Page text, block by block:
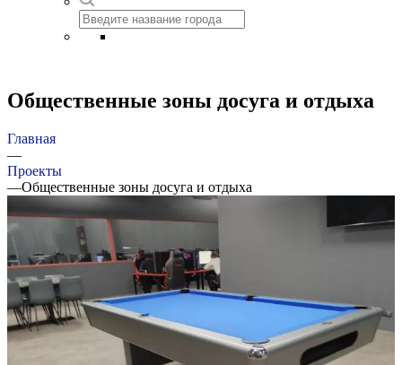
Общественные зоны досуга и отдыха
Главная
—
Проекты
—Общественные зоны досуга и отдыха